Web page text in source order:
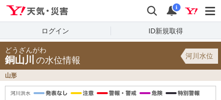
検索 通知
i
ログイン ID新規取得
どうざんがわ
銅山川 の水位情報 河川水位
山形